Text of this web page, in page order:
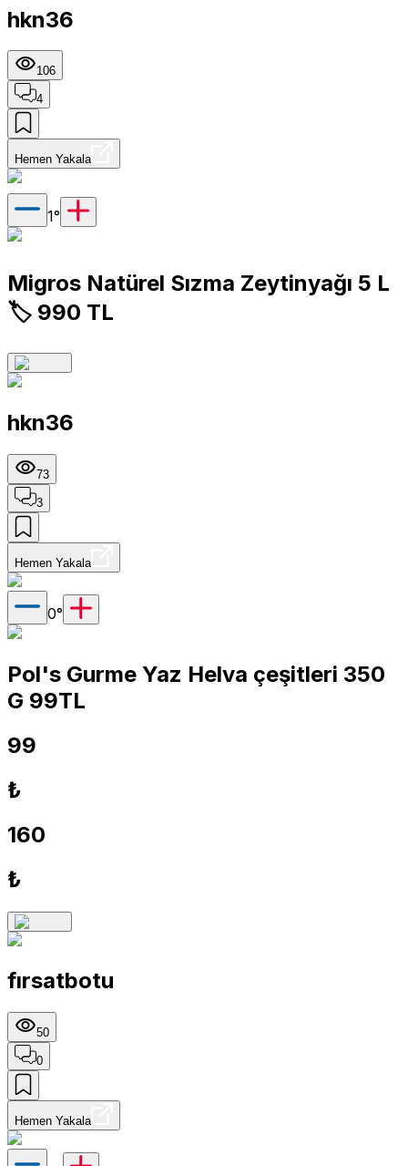
hkn36
106
4
Hemen Yakala
1°
Migros Natürel Sızma Zeytinyağı 5 L
🏷️ 990 TL
hkn36
73
3
Hemen Yakala
0°
Pol's Gurme Yaz Helva çeşitleri 350
G 99TL
99
₺
160
₺
fırsatbotu
50
0
Hemen Yakala